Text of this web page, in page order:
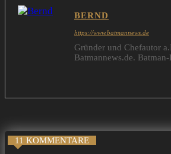
BERND
https://www.batmannews.de
Gründer und Chefautor
Batmannews.de.
11 KOMMENTARE